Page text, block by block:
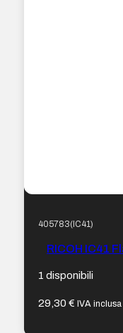
405783(IC41)
RICOH IC41
1 disponibili
29,30€ IVA inclusa